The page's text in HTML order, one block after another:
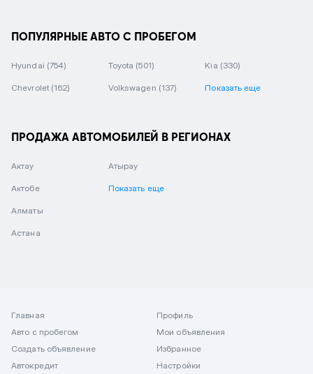
ПОПУЛЯРНЫЕ АВТО С ПРОБЕГОМ
Hyundai (754) Toyota (501) Kia (330)
Chevrolet (162) Volkswagen (137) Показать еще
ПРОДАЖА АВТОМОБИЛЕЙ В РЕГИОНАХ
Актау
Актобе
Алматы
Астана
Атырау
Показать еще
Главная
Авто с пробегом
Создать объявление
Автокредит
Профиль
Мои объявления
Избранное
Настройки